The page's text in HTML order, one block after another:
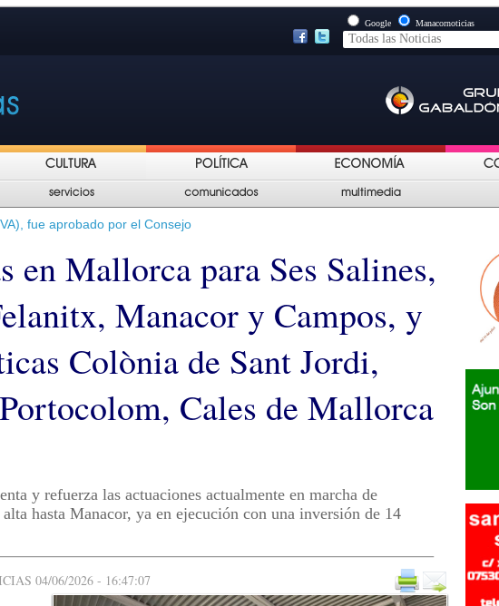
Google Manacornoticias
fue aprobado por el Consejo
en Mallorca para Ses Salines,
Manacor y Campos, y
Colònia de Sant Jordi,
Cales de Mallorca
y refuerza las actuaciones actualmente en marcha de
hasta Manacor, ya en ejecución con una inversión de 14
04/06/2026 - 16:47:07